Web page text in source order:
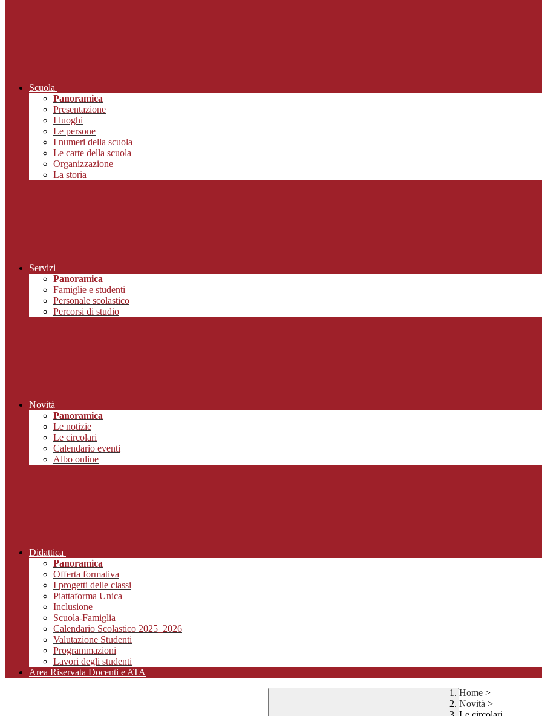
Scuola
Panoramica
Presentazione
I luoghi
Le persone
I numeri della scuola
Le carte della scuola
Organizzazione
La storia
Servizi
Panoramica
Famiglie e studenti
Personale scolastico
Percorsi di studio
Novità
Panoramica
Le notizie
Le circolari
Calendario eventi
Albo online
Didattica
Panoramica
Offerta formativa
I progetti delle classi
Piattaforma Unica
Inclusione
Scuola-Famiglia
Calendario Scolastico 2025_2026
Valutazione Studenti
Programmazioni
Lavori degli studenti
Area Riservata Docenti e ATA
Home >
Novità >